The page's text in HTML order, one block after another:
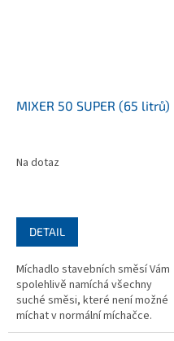
MIXER 50 SUPER (65 litrů)
Na dotaz
DETAIL
Míchadlo stavebních směsí Vám
spolehlivě namíchá všechny
suché směsi, které není možné
míchat v normální míchačce.
Mixer 50 Super je díky kvalitnímu